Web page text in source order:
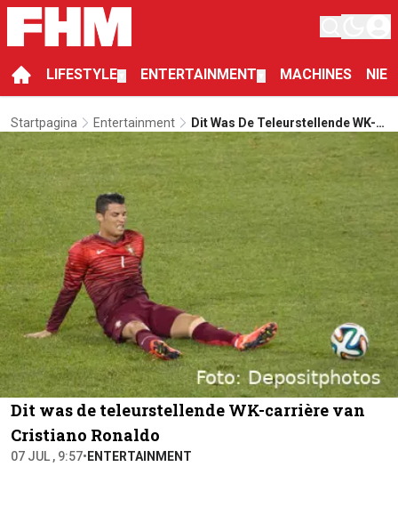
LIFESTYLE ENTERTAINMENT MACHINES
Startpagina Entertainment
Dit Was De Teleurstellende WK-
Carrière Van Cristiano Ronaldo
Dit was de teleurstellende WK-carrière van
Cristiano Ronaldo
07 JUL , 9:57• ENTERTAINMENT